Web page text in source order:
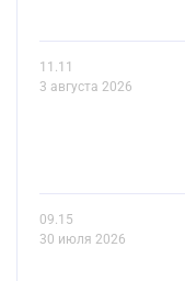
11.11
3 августа 2026
09.15
30 июля 2026